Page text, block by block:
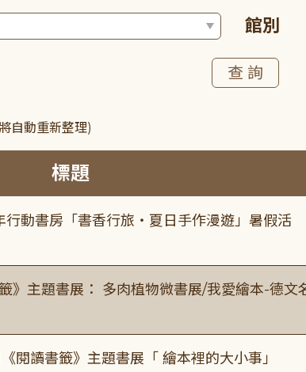
館別
自動重新整理)
標題
行動書房「書香行旅・夏日手作漫遊」暑假活
》主題書展： 多肉植物微書展/我愛繪本-德文
閱讀書籤》主題書展「 繪本裡的大小事」